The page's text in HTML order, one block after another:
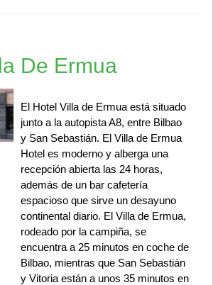
De Ermua
El Hotel Villa de Ermua está situado
junto a la autopista A8, entre Bilbao
y San Sebastián. El Villa de Ermua
Hotel es moderno y alberga una
recepción abierta las 24 horas,
además de un bar cafetería
espacioso que sirve un desayuno
continental diario. El Villa de Ermua,
rodeado por la campiña, se
encuentra a 25 minutos en coche de
Bilbao, mientras que San Sebastián
y Vitoria están a unos 35 minutos en